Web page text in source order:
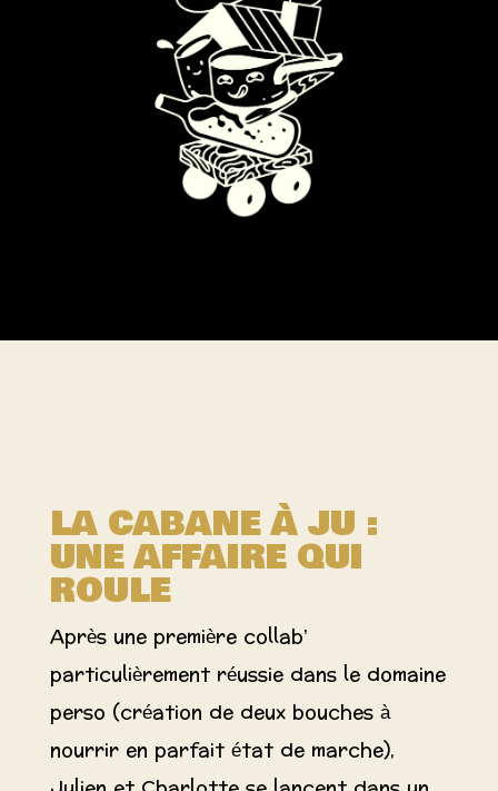
LA CABANE À JU :
UNE AFFAIRE QUI
ROULE
Après une première collab’
particulièrement réussie dans le domaine
perso (création de deux bouches à
nourrir en parfait état de marche),